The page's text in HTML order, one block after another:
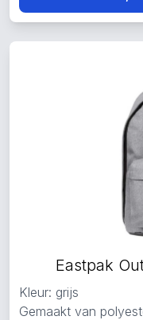
Eastpak
Kleur: grijs
Gemaakt van